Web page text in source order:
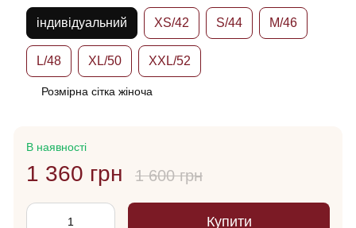
індивідуальний XS/42 S/44 M/46
L/48 XL/50 XXL/52
Розмірна сітка жіноча
В наявності
1 360 грн 1 600 грн
Купити